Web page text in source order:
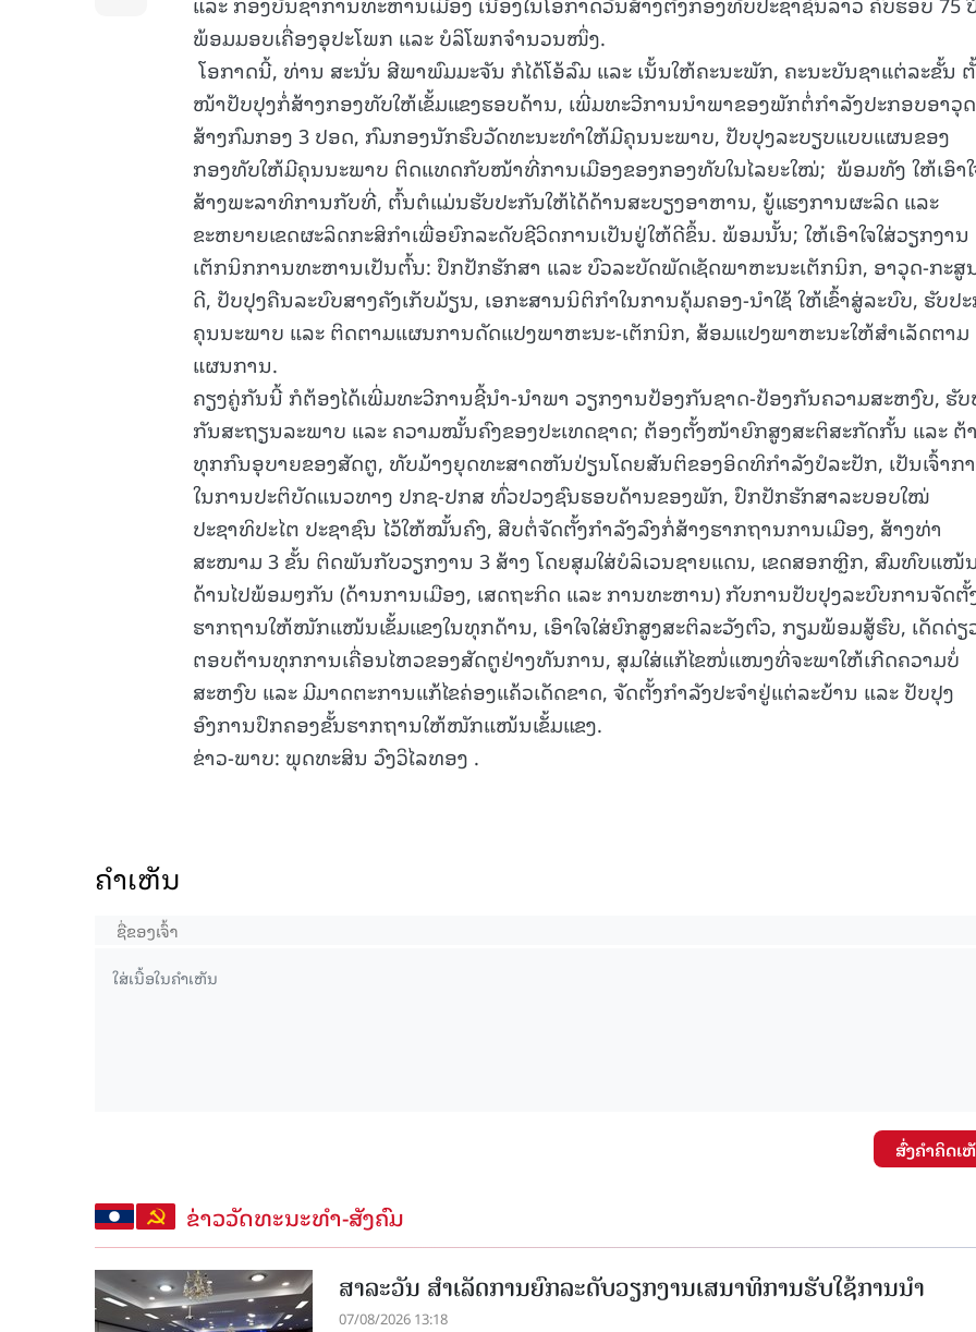
ພ້ອມມອບເຄື່ອງອຸປະໂພກ ແລະ ບໍລິໂພກຈຳນວນໜຶ່ງ.
ໂອກາດນີ້, ທ່ານ ສະນັ່ນ ສີພາພົມມະຈັນ ກໍໄດ້ໂອ້ລົມ ແລະ ເນັ້ນໃຫ້ຄະນະພັກ, ຄະນະບັນຊາແຕ່ລະຂັ້ນ
ໜ້າປັບປຸງກໍ່ສ້າງກອງທັບໃຫ້ເຂັ້ມແຂງຮອບດ້ານ, ເພີ່ມທະວີການນໍາພາຂອງພັກຕໍ່ກຳລັງປະກອບອາວຸ
ສ້າງກົມກອງ 3 ປອດ, ກົມກອງນັກຮົບວັດທະນະທຳໃຫ້ມີຄຸນນະພາບ, ປັບປຸງລະບຽບແບບແຜນຂອງ
ກອງທັບໃຫ້ມີຄຸນນະພາບ ຕິດແທດກັບໜ້າທີ່ການເມືອງຂອງກອງທັບໃນໄລຍະໃໝ່; ພ້ອມທັງ ໃຫ້ເອົາໃ
ສ້າງພະລາທິການກັບທີ່, ຕົ້ນຕໍແມ່ນຮັບປະກັນໃຫ້ໄດ້ດ້ານສະບຽງອາຫານ, ຍູ້ແຮງການຜະລິດ ແລະ
ຂະຫຍາຍເຂດຜະລິດກະສິກໍາເພື່ອຍົກລະດັບຊີວິດການເປັນຢູ່ໃຫ້ດີຂຶ້ນ. ພ້ອມນັ້ນ; ໃຫ້ເອົາໃຈໃສ່ວຽກງານ
ເຕັກນິກການທະຫານເປັນຕົ້ນ: ປົກປັກຮັກສາ ແລະ ບົວລະບັດພັດເຊັດພາຫະນະເຕັກນິກ, ອາວຸດ-ກະສູ
ດີ, ປັບປຸງຄືນລະບົບສາງຄັງເກັບມ້ຽນ, ເອກະສານນິຕິກຳໃນການຄຸ້ມຄອງ-ນຳໃຊ້ ໃຫ້ເຂົ້າສູ່ລະບົບ, ຮັບປ
ຄຸນນະພາບ ແລະ ຕິດຕາມແຜນການດັດແປງພາຫະນະ-ເຕັກນິກ, ສ້ອມແປງພາຫະນະໃຫ້ສໍາເລັດຕາມ
ແຜນການ.
ຄຽງຄູ່ກັນນີ້ ກໍຕ້ອງໄດ້ເພີ່ມທະວີການຊີ້ນຳ-ນໍາພາ ວຽກງານປ້ອງກັນຊາດ-ປ້ອງກັນຄວາມສະຫງົບ, ຮັບ
ກັນສະຖຽນລະພາບ ແລະ ຄວາມໝັ້ນຄົງຂອງປະເທດຊາດ; ຕ້ອງຕັ້ງໜ້າຍົກສູງສະຕິສະກັດກັ້ນ ແລະ ຕ້
ທຸກກົນອຸບາຍຂອງສັດຕູ, ທັບມ້າງຍຸດທະສາດຫັນປ່ຽນໂດຍສັນຕິຂອງອິດທິກໍາລັງປໍລະປັກ, ເປັນເຈົ້າກ
ໃນການປະຕິບັດແນວທາງ ປກຊ-ປກສ ທົ່ວປວງຊົນຮອບດ້ານຂອງພັກ, ປົກປັກຮັກສາລະບອບໃໝ່
ປະຊາທິປະໄຕ ປະຊາຊົນ ໄວ້ໃຫ້ໝັ້ນຄົງ, ສືບຕໍ່ຈັດຕັ້ງກຳລັງລົງກໍ່ສ້າງຮາກຖານການເມືອງ, ສ້າງທ່າ
ສະໜາມ 3 ຂັ້ນ ຕິດພັນກັບວຽກງານ 3 ສ້າງ ໂດຍສຸມໃສ່ບໍລິເວນຊາຍແດນ, ເຂດສອກຫຼີກ, ສົມທົບແໜ້
ດ້ານໄປພ້ອມໆກັນ (ດ້ານການເມືອງ, ເສດຖະກິດ ແລະ ການທະຫານ) ກັບການປັບປຸງລະບົບການຈັດຕັ້
ຮາກຖານໃຫ້ໜັກແໜ້ນເຂັ້ມແຂງໃນທຸກດ້ານ, ເອົາໃຈໃສ່ຍົກສູງສະຕິລະວັງຕົວ, ກຽມພ້ອມສູ້ຮົບ, ເດັດດ່ຽ
ຕອບຕ້ານທຸກການເຄື່ອນໄຫວຂອງສັດຕູຢ່າງທັນການ, ສຸມໃສ່ແກ້ໄຂໜໍ່ແໜງທີ່ຈະພາໃຫ້ເກີດຄວາມບໍ່
ສະຫງົບ ແລະ ມີມາດຕະການແກ້ໄຂຄ່ອງແຄ້ວເດັດຂາດ, ຈັດຕັ້ງກໍາລັງປະຈຳຢູ່ແຕ່ລະບ້ານ ແລະ ປັບປຸງ
ອົງການປົກຄອງຂັ້ນຮາກຖານໃຫ້ໜັກແໜ້ນເຂັ້ມແຂງ.
ຂ່າວ-ພາບ: ພຸດທະສິນ ວົງວິໄລທອງ .
ຄໍາເຫັນ
ສົ່ງຄໍາຄິດເ
ຂ່າວວັດທະນະທຳ-ສັງຄົມ
ສາລະວັນ ສໍາເລັດການຍົກລະດັບວຽກງານເສນາທິການຮັບໃຊ້ການນໍາ
07/08/2026 13:18
15.040(07-08-